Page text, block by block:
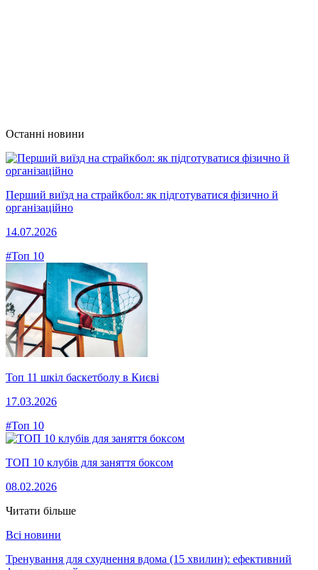
Останні новини
Перший виїзд на страйкбол: як підготуватися фізично й
організаційно
14.07.2026
#Топ 10
Топ 11 шкіл баскетболу в Києві
17.03.2026
#Топ 10
ТОП 10 клубів для заняття боксом
08.02.2026
Читати більше
Всі новини
Тренування для схуднення вдома (15 хвилин): ефективний